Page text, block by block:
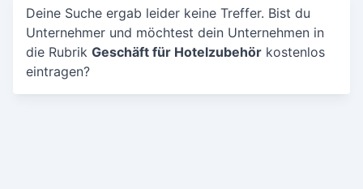
Stadt oder Postleitzahl
Deine Suche ergab leider keine Treffer. Bist du
Unternehmer und möchtest dein Unternehmen in
die Rubrik Geschäft für Hotelzubehör kostenlos
eintragen?